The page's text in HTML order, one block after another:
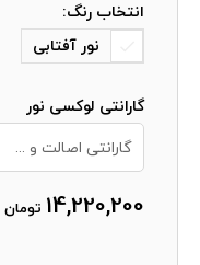
انتخاب رنگ:
نور آفتابی
گارانتی لوکسی نور
گارانتی اصالت و سلامت فیزیکی کالا + 10 سال خدمات پس از فروش
14,220,200 تومان